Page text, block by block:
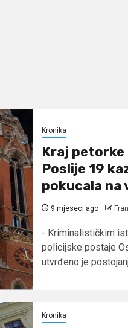
Kronika
Kraj petorke
Poslije 19
pokucala na
9 mjeseci ago
- Kriminalističkim
policijske postaje
utvrđeno je
Kronika